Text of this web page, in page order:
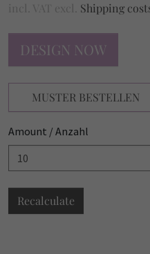
incl. VAT excl. Shipping
DESIGN NOW
MUSTER BESTELLEN
Amount / Anzahl
Recalculate